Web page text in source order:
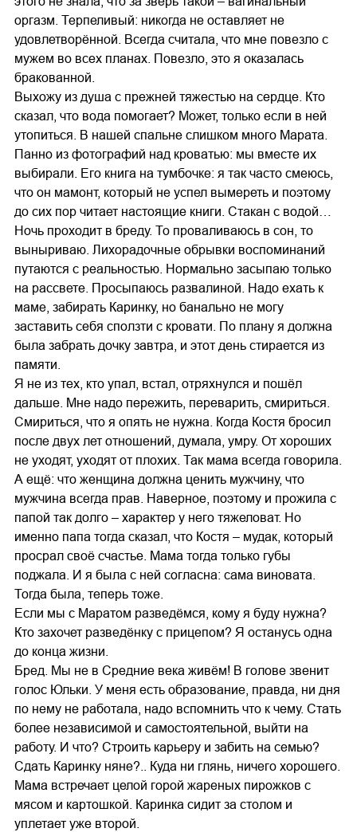
оргазм. Терпеливый: никогда не оставляет не
удовлетворённой. Всегда считала, что мне повезло с
мужем во всех планах. Повезло, это я оказалась
бракованной.
Выхожу из душа с прежней тяжестью на сердце. Кто
сказал, что вода помогает? Может, только если в ней
утопиться. В нашей спальне слишком много Марата.
Панно из фотографий над кроватью: мы вместе их
выбирали. Его книга на тумбочке: я так часто смеюсь,
что он мамонт, который не успел вымереть и поэтому
до сих пор читает настоящие книги. Стакан с водой…
Ночь проходит в бреду. То проваливаюсь в сон, то
выныриваю. Лихорадочные обрывки воспоминаний
путаются с реальностью. Нормально засыпаю только
на рассвете. Просыпаюсь развалиной. Надо ехать к
маме, забирать Каринку, но банально не могу
заставить себя сползти с кровати. По плану я должна
была забрать дочку завтра, и этот день стирается из
памяти.
Я не из тех, кто упал, встал, отряхнулся и пошёл
дальше. Мне надо пережить, переварить, смириться.
Смириться, что я опять не нужна. Когда Костя бросил
после двух лет отношений, думала, умру. От хороших
не уходят, уходят от плохих. Так мама всегда говорила.
А ещё: что женщина должна ценить мужчину, что
мужчина всегда прав. Наверное, поэтому и прожила с
папой так долго – характер у него тяжеловат. Но
именно папа тогда сказал, что Костя – мудак, который
просрал своё счастье. Мама тогда только губы
поджала. И я была с ней согласна: сама виновата.
Тогда была, теперь тоже.
Если мы с Маратом разведёмся, кому я буду нужна?
Кто захочет разведёнку с прицепом? Я останусь одна
до конца жизни.
Бред. Мы не в Средние века живём! В голове звенит
голос Юльки. У меня есть образование, правда, ни дня
по нему не работала, надо вспомнить что к чему. Стать
более независимой и самостоятельной, выйти на
работу. И что? Строить карьеру и забить на семью?
Сдать Каринку няне?.. Куда ни глянь, ничего хорошего.
Мама встречает целой горой жареных пирожков с
мясом и картошкой. Каринка сидит за столом и
уплетает уже второй.